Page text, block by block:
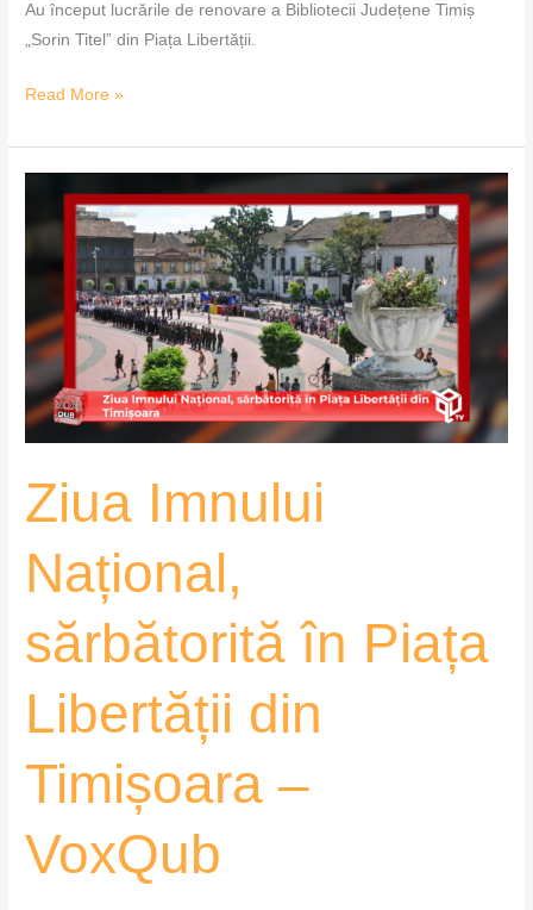
Au început lucrările de renovare a Bibliotecii Județene Timiș
„Sorin Titel” din Piața Libertății.
Read More »
Ziua Imnului
Național,
sărbătorită în Piața
Libertății din
Timișoara –
VoxQub
Imnului
Național,
sărbătorită
Piața
Libertății
din
Timișoara
VoxQub